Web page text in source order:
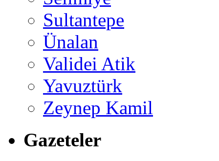
Sultantepe
Ünalan
Validei Atik
Yavuztürk
Zeynep Kamil
Gazeteler